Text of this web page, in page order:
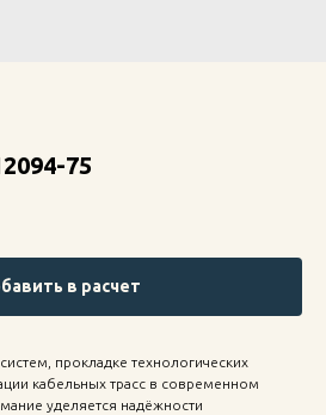
75
в расчет
прокладке технологических
кабельных трасс в современном
уделяется надёжности